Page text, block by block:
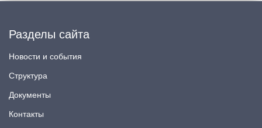
Разделы сайта
Новости и события
Структура
Документы
Контакты